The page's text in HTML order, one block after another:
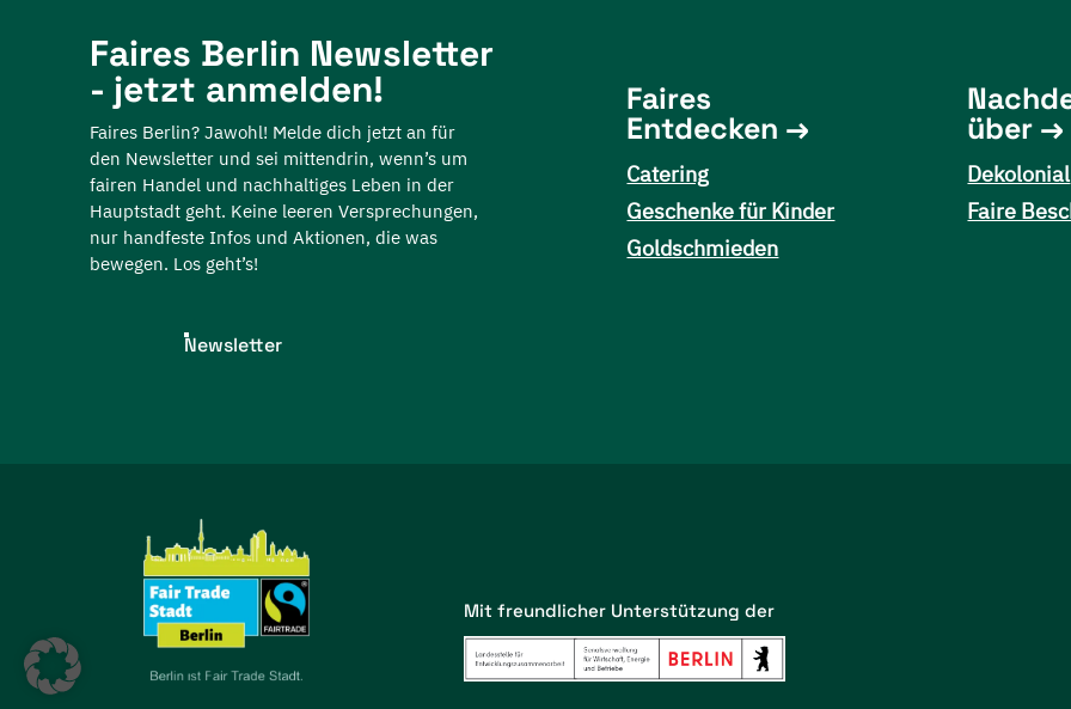
Faires Berlin Newsletter
- jetzt anmelden!
Faires Berlin? Jawohl! Melde dich jetzt an für
den Newsletter und sei mittendrin, wenn’s um
fairen Handel und nachhaltiges Leben in der
Hauptstadt geht. Keine leeren Versprechungen,
nur handfeste Infos und Aktionen, die was
bewegen. Los geht’s!
Newsletter
Faires
Entdecken
Catering
Geschenke für Kinder
Goldschmieden
über
Dekolonial
Faire
Mit freundlicher Unterstützung der